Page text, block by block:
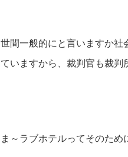
世間一般的にと言いますか社
ていますから、裁判官も裁判
ま～ラブホテルってそのた